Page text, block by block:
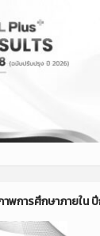
พการศึกษาภายใน